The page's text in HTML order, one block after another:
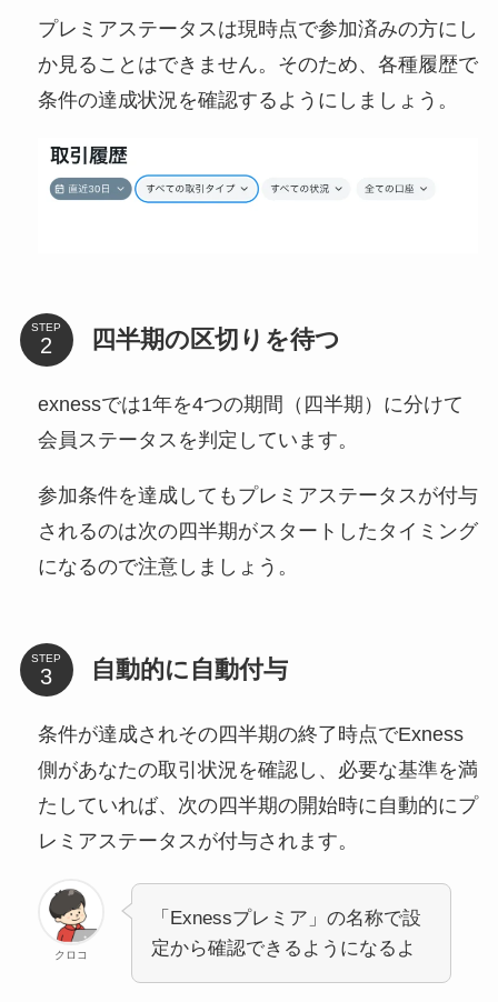
プレミアステータスは現時点で参加済みの方にし
か見ることはできません。そのため、各種履歴で
条件の達成状況を確認するようにしましょう。
STEP 四半期の区切りを待つ
exnessでは1年を4つの期間（四半期）に分けて
会員ステータスを判定しています。
参加条件を達成してもプレミアステータスが付与
されるのは次の四半期がスタートしたタイミング
になるので注意しましょう。
STEP 自動的に自動付与
条件が達成されその四半期の終了時点でExness
側があなたの取引状況を確認し、必要な基準を満
たしていれば、次の四半期の開始時に自動的にプ
レミアステータスが付与されます。
クロコ
「Exnessプレミア」の名称で設
定から確認できるようになるよ